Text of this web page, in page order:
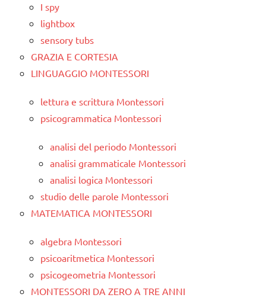
I spy
lightbox
sensory tubs
GRAZIA E CORTESIA
LINGUAGGIO MONTESSORI
lettura e scrittura Montessori
psicogrammatica Montessori
analisi del periodo Montessori
analisi grammaticale Montessori
analisi logica Montessori
studio delle parole Montessori
MATEMATICA MONTESSORI
algebra Montessori
psicoaritmetica Montessori
psicogeometria Montessori
MONTESSORI DA ZERO A TRE ANNI